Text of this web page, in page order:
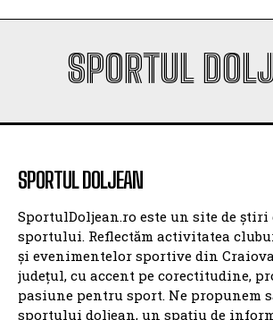
SPORTUL
SPORTUL DOLJEAN
SportulDoljean.ro este un site de știri
sportului. Reflectăm activitatea